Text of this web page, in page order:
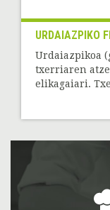
URDAIAZPIKO
Urdaiazpikoa
txerriaren
elikagaiari.